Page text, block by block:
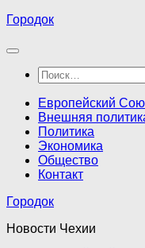
Перейти
содержимому
Городок
Найти:
Европейский
Внешняя
Политика
Экономика
Общество
Контакт
Городок
Новости Чехии